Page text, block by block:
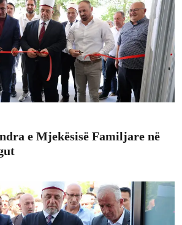
e Mjekësisë Familjare në